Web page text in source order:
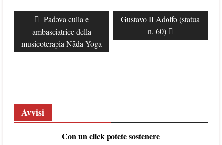
Navigazione
articoliPrevious
post:
Padova culla e
ambasciatrice della
musicoterapia Nāda Yoga
Next
Gustavo II Adolfo (statua
n. 60)
Avvisi
Con un click potete sostenere